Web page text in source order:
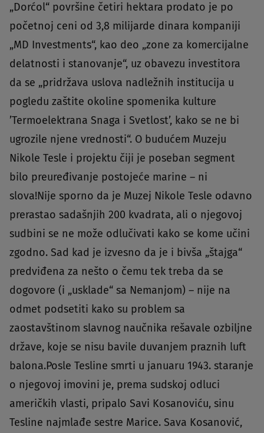
„Dorćol“ površine četiri hektara prodato je po
početnoj ceni od 3,8 milijarde dinara kompaniji
„MD Investments“, kao deo „zone za komercijalne
delatnosti i stanovanje“, uz obavezu investitora
da se „pridržava uslova nadležnih institucija u
pogledu zaštite okoline spomenika kulture
’Termoelektrana Snaga i Svetlost’, kako se ne bi
ugrozile njene vrednosti“. O budućem Muzeju
Nikole Tesle i projektu čiji je poseban segment
bilo preuređivanje postojeće marine – ni
slova!Nije sporno da je Muzej Nikole Tesle odavno
prerastao sadašnjih 200 kvadrata, ali o njegovoj
sudbini se ne može odlučivati kako se kome učini
zgodno. Sad kad je izvesno da je i bivša „štajga“
predviđena za nešto o čemu tek treba da se
dogovore (i „usklade“ sa Nemanjom) – nije na
odmet podsetiti kako su problem sa
zaostavštinom slavnog naučnika rešavale ozbiljne
države, koje se nisu bavile duvanjem praznih luft
balona.Posle Tesline smrti u januaru 1943. staranje
o njegovoj imovini je, prema sudskoj odluci
američkih vlasti, pripalo Savi Kosanoviću, sinu
Tesline najmlađe sestre Marice. Sava Kosanović,